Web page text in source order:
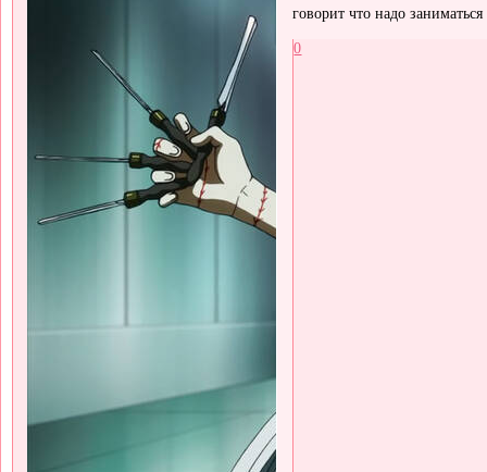
говорит что надо
0